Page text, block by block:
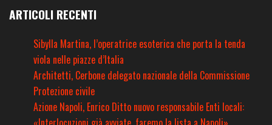
ARTICOLI RECENTI
Sibylla Martina, l’operatrice esoterica che porta la tenda
viola nelle piazze d’Italia
Architetti, Cerbone delegato nazionale della Commissione
Protezione civile
Azione Napoli, Enrico Ditto nuovo responsabile Enti locali: